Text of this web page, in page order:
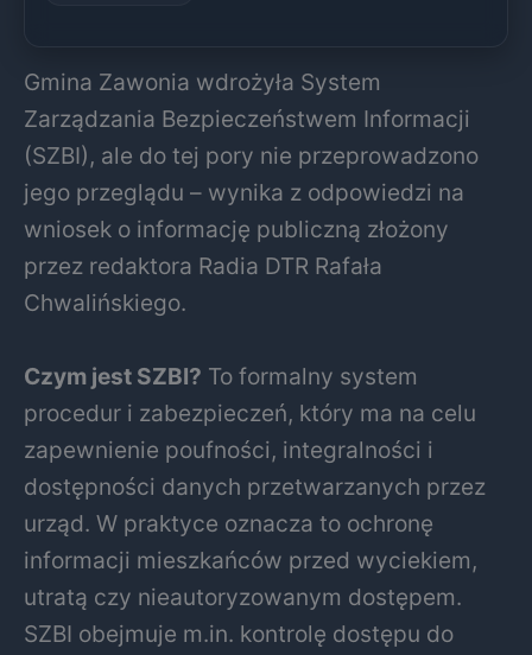
Gmina Zawonia wdrożyła System
Zarządzania Bezpieczeństwem Informacji
(SZBI), ale do tej pory nie przeprowadzono
jego przeglądu – wynika z odpowiedzi na
wniosek o informację publiczną złożony
przez redaktora Radia DTR Rafała
Chwalińskiego.
Czym jest SZBI? To formalny system
procedur i zabezpieczeń, który ma na celu
zapewnienie poufności, integralności i
dostępności danych przetwarzanych przez
urząd. W praktyce oznacza to ochronę
informacji mieszkańców przed wyciekiem,
utratą czy nieautoryzowanym dostępem.
SZBI obejmuje m.in. kontrolę dostępu do